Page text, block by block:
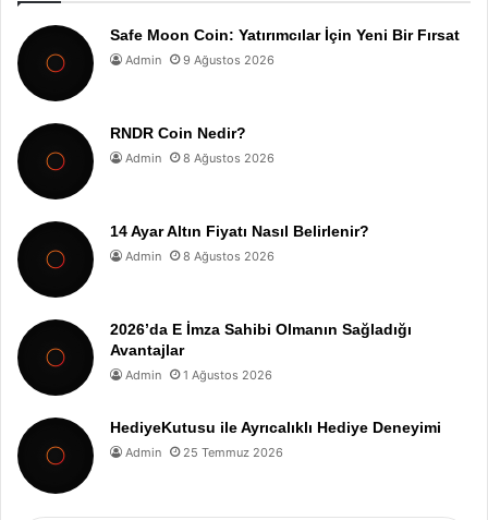
Safe Moon Coin: Yatırımcılar İçin Yeni Bir Fırsat
Admin 9 Ağustos 2026
RNDR Coin Nedir?
Admin 8 Ağustos 2026
14 Ayar Altın Fiyatı Nasıl Belirlenir?
Admin 8 Ağustos 2026
2026’da E İmza Sahibi Olmanın Sağladığı
Avantajlar
Admin 1 Ağustos 2026
HediyeKutusu ile Ayrıcalıklı Hediye Deneyimi
Admin 25 Temmuz 2026